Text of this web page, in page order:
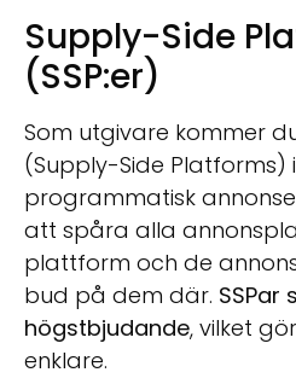
Supply-Side
(SSP:er)
Som utgivare kommer
(Supply-Side Platforms)
programmatisk
att spåra alla
plattform och de
bud på dem där. SSPar
högstbjudande, vilket
enklare.